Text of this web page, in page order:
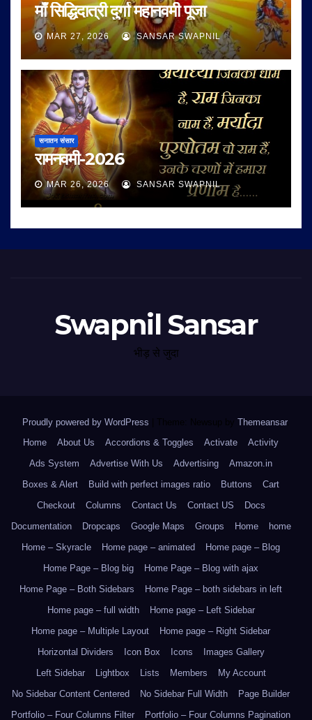
माँ सिद्धिदात्री दुर्गा महानवमी पूजा
MAR 27, 2026 SANSAR SWAPNIL
सनातन संसार
रामनवमी-2026
MAR 26, 2026 SANSAR SWAPNIL
Swapnil Sansar
भीड़ से जुदा
Proudly powered by WordPress Theme: Newsup by Themeansar.
Home
About Us Accordions & Toggles Activate
Activity
Ads System
Advertise With Us Advertising
Amazon.in
Boxes & Alert
Build with perfect images ratio Buttons
Cart
Checkout
Columns Contact Us Contact US
Docs
Documentation
Dropcaps Google Maps Groups Home
home
Home – Skyracle
Home page – animated
Home page – Blog
Home Page – Blog big
Home Page – Blog with ajax
Home Page – Both Sidebars
Home Page – both sidebars in left
Home page – full width
Home page – Left Sidebar
Home page – Multiple Layout
Home page – Right Sidebar
Horizontal Dividers
Icon Box Icons
Images Gallery
Left Sidebar
Lightbox Lists Members
My Account
No Sidebar Content Centered
No Sidebar Full Width
Page Builder
Portfolio – Four Columns Filter
Portfolio – Four Columns Pagination